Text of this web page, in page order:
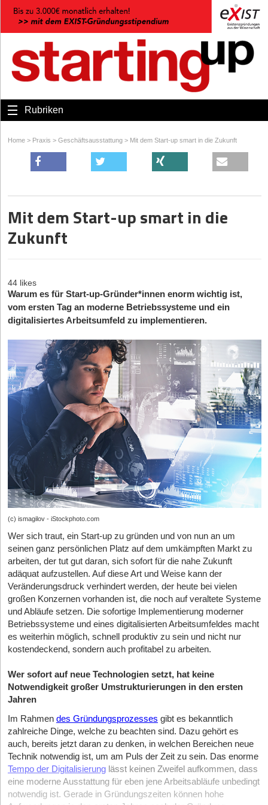
Rubriken
Home > Praxis > Geschäftsausstattung > Mit dem Start-up smart in die Zukunft
Mit dem Start-up smart in die
Zukunft
44 likes
Warum es für Start-up-Gründer*innen enorm wichtig ist,
vom ersten Tag an moderne Betriebssysteme und ein
digitalisiertes Arbeitsumfeld zu implementieren.
(c) ismagilov - iStockphoto.com
Wer sich traut, ein Start-up zu gründen und von nun an um
seinen ganz persönlichen Platz auf dem umkämpften Markt zu
arbeiten, der tut gut daran, sich sofort für die nahe Zukunft
adäquat aufzustellen. Auf diese Art und Weise kann der
Veränderungsdruck verhindert werden, der heute bei vielen
großen Konzernen vorhanden ist, die noch auf veraltete Systeme
und Abläufe setzen. Die sofortige Implementierung moderner
Betriebssysteme und eines digitalisierten Arbeitsumfeldes macht
es weiterhin möglich, schnell produktiv zu sein und nicht nur
kostendeckend, sondern auch profitabel zu arbeiten.
Wer sofort auf neue Technologien setzt, hat keine
Notwendigkeit großer Umstrukturierungen in den ersten
Jahren
Im Rahmen des Gründungsprozesses gibt es bekanntlich
zahlreiche Dinge, welche zu beachten sind. Dazu gehört es
auch, bereits jetzt daran zu denken, in welchen Bereichen neue
Technik notwendig ist, um am Puls der Zeit zu sein. Das enorme
Tempo der Digitalisierung lässt keinen Zweifel aufkommen, dass
eine moderne Ausstattung für eben jene Arbeitsabläufe unbedingt
notwendig ist. Gerade in Gründungszeiten können hohe